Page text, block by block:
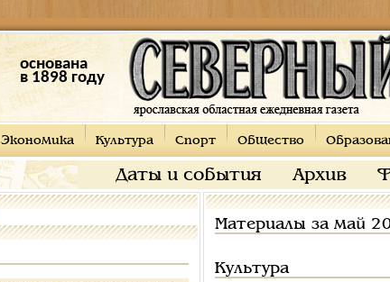
основана
в 1898 году
Экономика Культура Спорт Общество
Даты и события Архив
Материалы за май
Культура